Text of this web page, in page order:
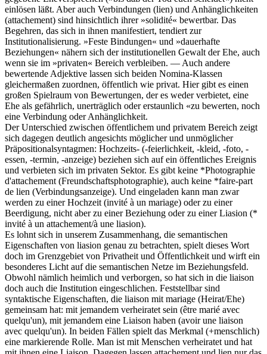
einlösen läßt. Aber auch Verbindungen (lien) und Anhänglichkeiten
(attachement) sind hinsichtlich ihrer »solidité« bewertbar. Das
Begehren, das sich in ihnen manifestiert, tendiert zur
Institutionalisierung. »Feste Bindungen« und »dauerhafte
Beziehungen« nähern sich der institutionellen Gewalt der Ehe, auch
wenn sie im »privaten« Bereich verbleiben. — Auch andere
bewertende Adjektive lassen sich beiden Nomina-Klassen
gleichermaßen zuordnen, öffentlich wie privat. Hier gibt es einen
großen Spielraum von Bewertungen, der es weder verbietet, eine
Ehe als gefährlich, unerträglich oder erstaunlich «zu bewerten, noch
eine Verbindung oder Anhänglichkeit.
Der Unterschied zwischen öffentlichem und privatem Bereich zeigt
sich dagegen deutlich angesichts möglicher und unmöglicher
Präpositionalsyntagmen: Hochzeits- (-feierlichkeit, -kleid, -foto, -
essen, -termin, -anzeige) beziehen sich auf ein öffentliches Ereignis
und verbieten sich im privaten Sektor. Es gibt keine *Photographie
d'attachement (Freundschaftsphotographie), auch keine *faire-part
de lien (Verbindungsanzeige). Und eingeladen kann man zwar
werden zu einer Hochzeit (invité à un mariage) oder zu einer
Beerdigung, nicht aber zu einer Beziehung oder zu einer Liasion (*
invité à un attachement/à une liasion).
Es lohnt sich in unserem Zusammenhang, die semantischen
Eigenschaften von liasion genau zu betrachten, spielt dieses Wort
doch im Grenzgebiet von Privatheit und Öffentlichkeit und wirft ein
besonderes Licht auf die semantischen Netze im Beziehungsfeld.
Obwohl nämlich heimlich und verborgen, so hat sich in die liaison
doch auch die Institution eingeschlichen. Feststellbar sind
syntaktische Eigenschaften, die liaison mit mariage (Heirat/Ehe)
gemeinsam hat: mit jemandem verheiratet sein (être marié avec
quelqu'un), mit jemandem eine Liaison haben (avoir une liaison
avec quelqu'un). In beiden Fällen spielt das Merkmal (+menschlich)
eine markierende Rolle. Man ist mit Menschen verheiratet und hat